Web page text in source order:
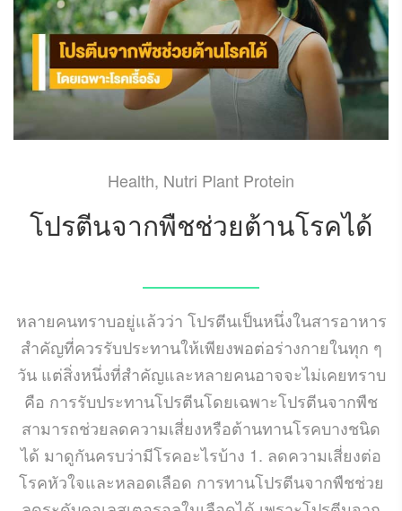
Health, Nutri Plant Protein
โปรตีนจากพืชช่วยต้านโรคได้
หลายคนทราบอยู่แล้วว่า โปรตีนเป็นหนึ่งในสารอาหาร
สำคัญที่ควรรับประทานให้เพียงพอต่อร่างกายในทุก ๆ
วัน แต่สิ่งหนึ่งที่สำคัญและหลายคนอาจจะไม่เคยทราบ
คือ การรับประทานโปรตีนโดยเฉพาะโปรตีนจากพืช
สามารถช่วยลดความเสี่ยงหรือต้านทานโรคบางชนิด
ได้ มาดูกันครบว่ามีโรคอะไรบ้าง 1. ลดความเสี่ยงต่อ
โรคหัวใจและหลอดเลือด การทานโปรตีนจากพืชช่วย